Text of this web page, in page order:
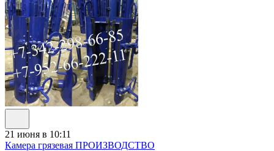
21 июня в 10:11
Камера грязевая ПРОИЗВОДСТВО